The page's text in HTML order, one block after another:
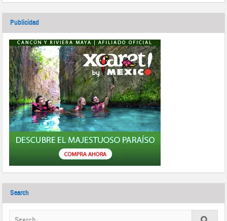
Publicidad
Search